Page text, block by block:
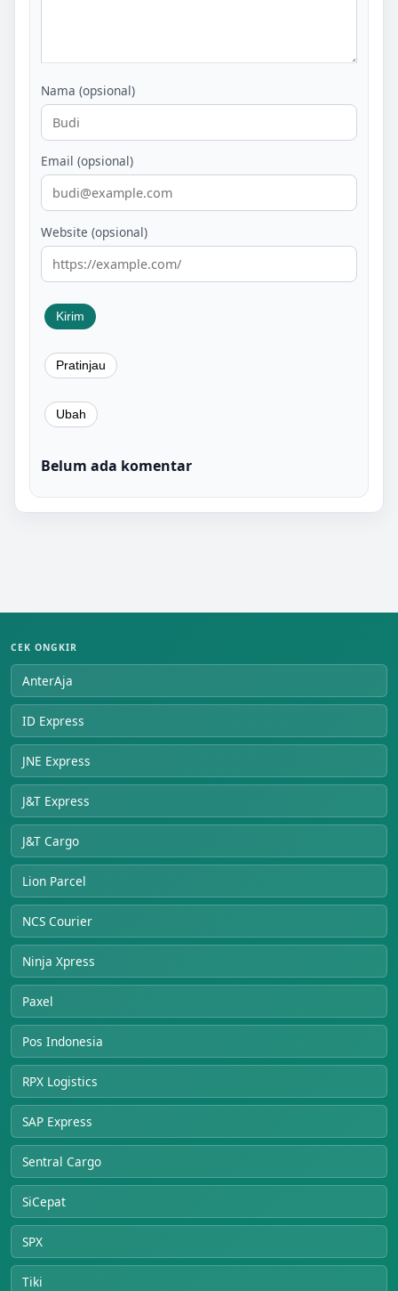
Nama (opsional)
Email (opsional)
Website (opsional)
Belum ada komentar
CEK ONGKIR
AnterAja
ID Express
JNE Express
J&T Express
J&T Cargo
Lion Parcel
NCS Courier
Ninja Xpress
Paxel
Pos Indonesia
RPX Logistics
SAP Express
Sentral Cargo
SiCepat
SPX
Tiki